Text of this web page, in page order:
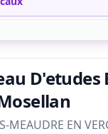
D'etudes
MEAUDRE EN